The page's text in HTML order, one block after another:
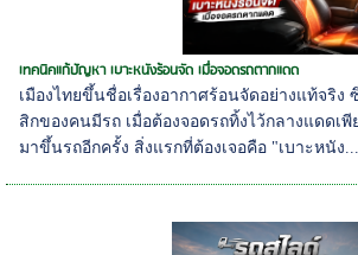
เทคนิคแก้ปัญหา เบาะหนังร้อนจัด เมื่อจอดรถตากแดด
เมืองไทยขึ้นชื่อเรื่องอากาศร้อนจัดอย่างแท้จริ
สิกของคนมีรถ เมื่อต้องจอดรถทิ้งไว้กลางแดดเ
มาขึ้นรถอีกครั้ง สิ่งแรกที่ต้องเจอคือ "เบาะหนัง...